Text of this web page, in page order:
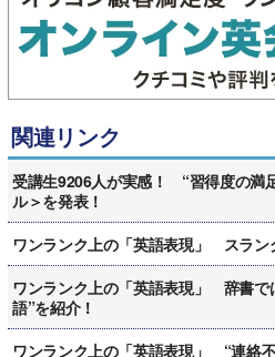
関連リンク
受講生9206人が実感！ “習得度の満
ル＞を発表！
ワンランク上の「英語表現」 スラン
ワンランク上の「英語表現」 辞書で
語”を紹介！
ワンランク上の「英語表現」 “連絡